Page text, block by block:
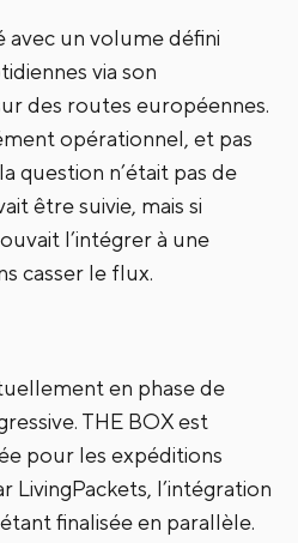
avec un volume défini
via son
des routes européennes.
opérationnel, et pas
question n’était pas de
être suivie, mais si
l’intégrer à une
casser le flux.
en phase de
THE BOX est
pour les expéditions
LivingPackets, l’intégration
finalisée en parallèle.